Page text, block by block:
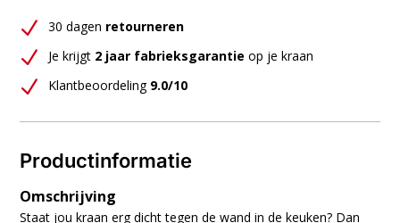
N 30 dagen retourneren
N Je krijgt2 jaar fabrieksgarantie op je kraan
N Klantbeoordeling 9.0/10
Productinformatie
Omschrijving
Staat jou kraan erg dicht tegen de wand in de keuken? Dan